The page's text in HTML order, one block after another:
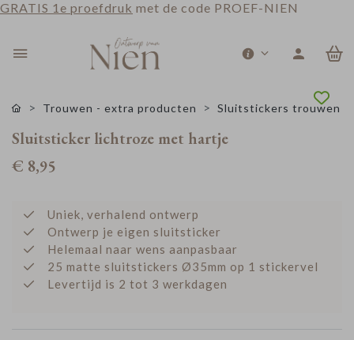
GRATIS 1e proefdruk met de code PROEF-NIEN
Trouwen - extra producten Sluitstickers trouwen
Sluitsticker lichtroze met hartje
€ 8,95
Uniek, verhalend ontwerp
Ontwerp je eigen sluitsticker
Helemaal naar wens aanpasbaar
25 matte sluitstickers Ø35mm op 1 stickervel
Levertijd is 2 tot 3 werkdagen